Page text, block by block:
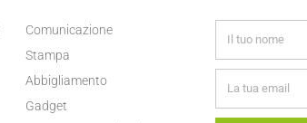
Comunicazione
Stampa
Abbigliamento
Gadget